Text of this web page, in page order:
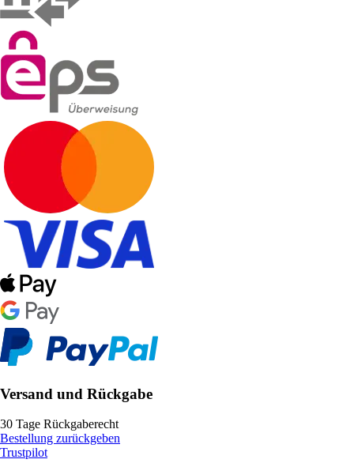
Versand und Rückgabe
30 Tage Rückgaberecht
Bestellung zurückgeben
Trustpilot